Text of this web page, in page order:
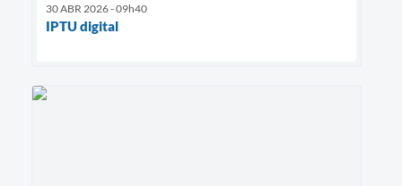
30 ABR 2026 - 09h40
IPTU digital